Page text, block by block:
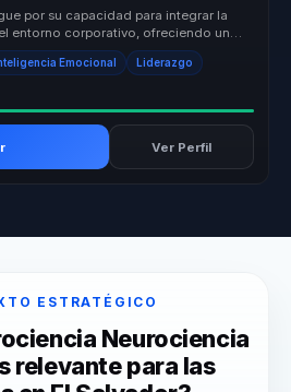
por su capacidad para integrar la
entorno corporativo, ofreciendo un
Emocional Liderazgo
Ver Perfil
ESTRATÉGICO
Neurociencia
relevante para las